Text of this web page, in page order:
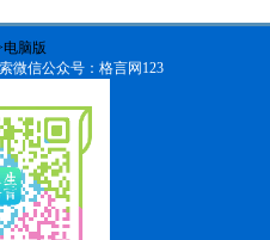
脑版
微信公众号：格言网123